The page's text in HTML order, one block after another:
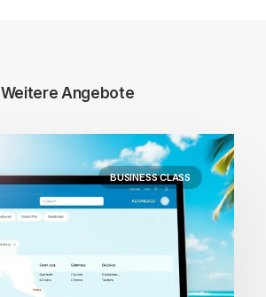
Weitere Angebote
BUSINESS CLASS